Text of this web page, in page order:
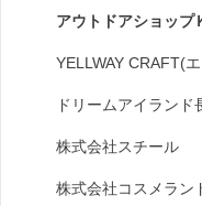
アウトドアショップ
YELLWAY CRAFT(
ドリームアイランド
株式会社スチール
株式会社コスメラン